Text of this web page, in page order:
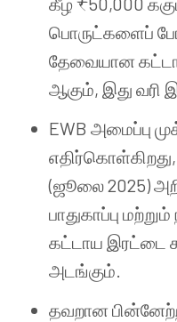
பொருட்களைப்
தேவையான
ஆகும், இது வரி
EWB அமைப்பு
(ஜூலை 2025)
பாதுகாப்பு
கட்டாய இரட்டை
அடங்கும்.
தவறான